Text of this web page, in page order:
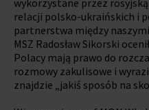
relacji polsko-ukraińskich i
partnerstwa między
MSZ Radosław Sikorski
Polacy mają prawo do
rozmowy zakulisowe i
znajdzie „jakiś sposób na